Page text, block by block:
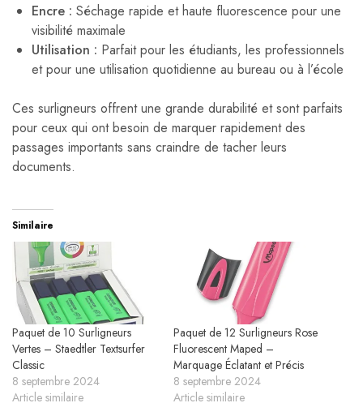
Encre : Séchage rapide et haute fluorescence pour une
visibilité maximale
Utilisation : Parfait pour les étudiants, les professionnels
et pour une utilisation quotidienne au bureau ou à l’école
Ces surligneurs offrent une grande durabilité et sont parfaits
pour ceux qui ont besoin de marquer rapidement des
passages importants sans craindre de tacher leurs
documents.
Similaire
Paquet de 10 Surligneurs
Vertes – Staedtler Textsurfer
Classic
8 septembre 2024
Article similaire
Paquet de 12 Surligneurs Rose
Fluorescent Maped –
Marquage Éclatant et Précis
8 septembre 2024
Article similaire